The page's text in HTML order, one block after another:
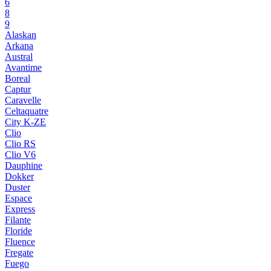
8
9
Alaskan
Arkana
Austral
Avantime
Boreal
Captur
Caravelle
Celtaquatre
City K-ZE
Clio
Clio RS
Clio V6
Dauphine
Dokker
Duster
Espace
Express
Filante
Floride
Fluence
Fregate
Fuego